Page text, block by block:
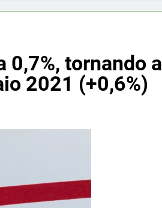
0,7%, tornando a
2021 (+0,6%)